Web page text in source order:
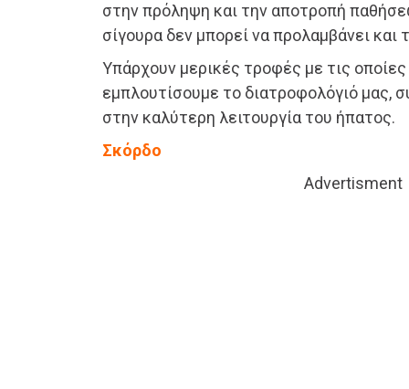
στην πρόληψη και την αποτροπή
σίγουρα δεν μπορεί να προλαμβάνει και
Υπάρχουν μερικές τροφές με τις
εμπλουτίσουμε το διατροφολόγιό μας,
στην καλύτερη λειτουργία του ήπατος.
Σκόρδο
Advertisment